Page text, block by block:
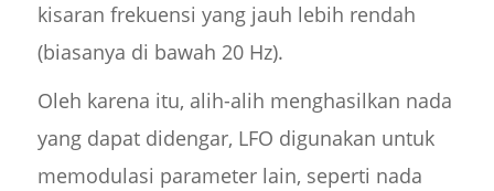
kisaran frekuensi yang jauh lebih rendah
(biasanya di bawah 20 Hz).
Oleh karena itu, alih-alih menghasilkan nada
yang dapat didengar, LFO digunakan untuk
memodulasi parameter lain, seperti nada